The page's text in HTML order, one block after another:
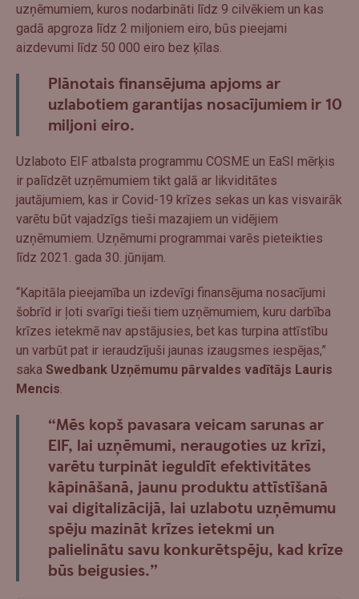
uzņēmumiem, kuros nodarbināti līdz 9 cilvēkiem un kas
gadā apgroza līdz 2 miljoniem eiro, būs pieejami
aizdevumi līdz 50 000 eiro bez ķīlas.
Plānotais finansējuma apjoms ar
uzlabotiem garantijas nosacījumiem ir 10
miljoni eiro.
Uzlaboto EIF atbalsta programmu COSME un EaSI mērķis
ir palīdzēt uzņēmumiem tikt galā ar likviditātes
jautājumiem, kas ir Covid-19 krīzes sekas un kas visvairāk
varētu būt vajadzīgs tieši mazajiem un vidējiem
uzņēmumiem. Uzņēmumi programmai varēs pieteikties
līdz 2021. gada 30. jūnijam.
“Kapitāla pieejamība un izdevīgi finansējuma nosacījumi
šobrīd ir ļoti svarīgi tieši tiem uzņēmumiem, kuru darbība
krīzes ietekmē nav apstājusies, bet kas turpina attīstību
un varbūt pat ir ieraudzījuši jaunas izaugsmes iespējas,”
saka Swedbank Uzņēmumu pārvaldes vadītājs Lauris
Mencis.
“Mēs kopš pavasara veicam sarunas ar
EIF, lai uzņēmumi, neraugoties uz krīzi,
varētu turpināt ieguldīt efektivitātes
kāpināšanā, jaunu produktu attīstīšanā
vai digitalizācijā, lai uzlabotu uzņēmumu
spēju mazināt krīzes ietekmi un
palielinātu savu konkurētspēju, kad krīze
būs beigusies.”